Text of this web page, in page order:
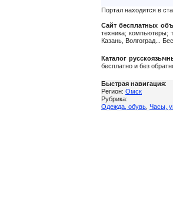
Портал находится в
Сайт бесплатных
техника; компьютеры;
Казань, Волгоград...
Каталог
бесплатно и без
Быстрая навигация:
Регион: Омск
Рубрика:
Одежда, обувь Часы,